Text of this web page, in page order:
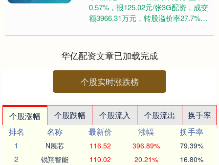
0.57%，报125.02元/张3G配资，成交
额3966.31万元，转股溢价率27.7%。
华亿配资文章已加载完成
个股实时涨跌榜
个股涨幅 个股跌幅 个股流入 个股流出
换手率
排名
名称 最新价 涨幅
换手率
1
N展芯 116.52 396.89% 79.39%
2 锐翔智能 110.02 20.21% 16.80%